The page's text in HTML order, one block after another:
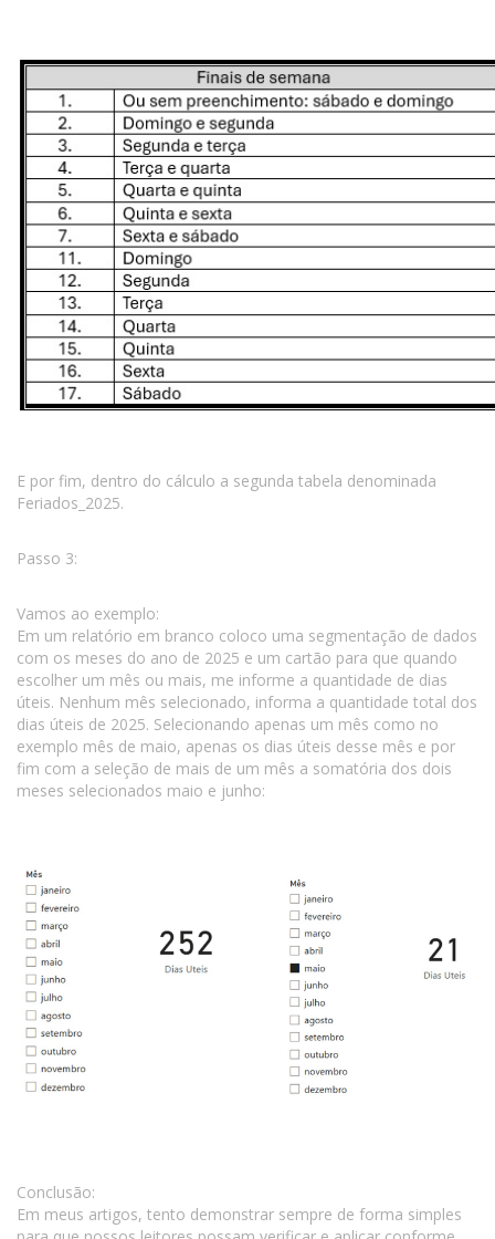
E por fim, dentro do cálculo a segunda tabela denominada
Feriados_2025.
Passo 3:
Vamos ao exemplo:
Em um relatório em branco coloco uma segmentação de dados
com os meses do ano de 2025 e um cartão para que quando
escolher um mês ou mais, me informe a quantidade de dias
úteis. Nenhum mês selecionado, informa a quantidade total dos
dias úteis de 2025. Selecionando apenas um mês como no
exemplo mês de maio, apenas os dias úteis desse mês e por
fim com a seleção de mais de um mês a somatória dos dois
meses selecionados maio e junho:
Conclusão:
Em meus artigos, tento demonstrar sempre de forma simples